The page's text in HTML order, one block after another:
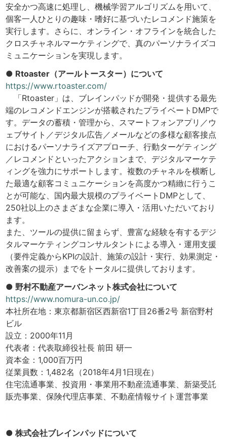
安全かつ高速に処理し、機械学習アルゴリズムを用いて、
個客一人ひとりの趣味・嗜好に基づいたレコメンド施策を
実行します。さらに、オンライン・オフラインを統合した
クロスチャネルマーケティングで、真のパーソナライズコ
ミュニケーションを実現します。
● Rtoaster（アールトースター）について
https://www.rtoaster.com/
「Rtoaster」は、ブレインパッドが開発・提供する最先
端のレコメンドエンジンが搭載されたプライベートDMPで
す。データの蓄積・管理から、スマートフォンアプリ／ウ
ェブサイト／デジタル広告／メールなどの多様な顧客接点
におけるパーソナライズアプローチ、行動ターゲティング
／レコメンドといったアクションまで、デジタルマーケテ
ィングを強力にサポートします。複数のチャネルを横断し
た最適な顧客コミュニケーションを高度かつ精緻に行うこ
とが可能な、国内最大規模のプライベートDMPとして、
250社以上のさまざまな企業に導入・活用いただいており
ます。
また、ツールの提供に留まらず、豊富な経験を有するデジ
タルマーケティングコンサルタントによる導入・運用支援
（要件定義からKPIの設計、施策の設計・実行、効果測定・
改善案の提示）までをトータルに提供しております。
● 野村不動産アーバンネット株式会社について
https://www.nomura-un.co.jp/
本社所在地：東京都新宿区西新宿1丁目26番2号 新宿野村
ビル
設立：2000年11月
代表者：代表取締役社長 前田 研一
資本金：1,000百万円
従業員数：1,482名（2018年4月1日現在）
住宅流通事業、投資用・事業用不動産流通事業、新築受託
販売事業、保険代理店事業、不動産情報サイト運営事業
● 株式会社ブレインパッドについて